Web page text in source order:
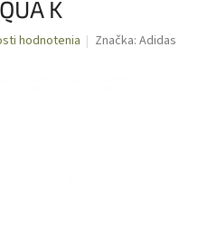
K
hodnotenia Značka:Adidas